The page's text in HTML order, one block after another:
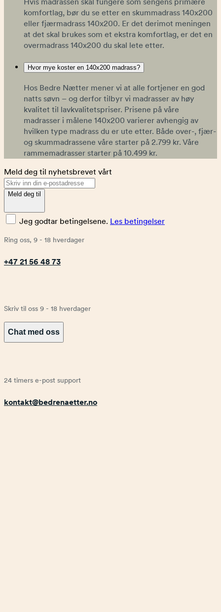
Hvis madrassen skal fungere som sengens primære
komfortlag, bør du se etter en skummadrass 140x200
eller fjærmadrass 140x200. Er det derimot meningen
at det skal brukes som et ekstra komfortlag, er det en
overmadrass 140x200 du skal lete etter.
Hvor mye koster en 140x200 madrass?
Hos Bedre Nætter mener vi at alle fortjener en god
natts søvn – og derfor tilbyr vi madrasser av høy
kvalitet til lavkvalitetspriser. Prisene på våre
madrasser i målene 140x200 varierer avhengig av
hvilken type madrass du er ute etter. Både over-, fjær-
og skummadrassene våre starter på 2.799 kr. Våre
rammemadrasser starter på 10.499 kr.
Meld deg til nyhetsbrevet vårt
Meld deg til
Jeg godtar betingelsene. Les betingelser
Ring oss, 9 - 18 hverdager
+47 21 56 48 73
Skriv til oss 9 - 18 hverdager
Chat med oss
24 timers e-post support
kontakt@bedrenaetter.no